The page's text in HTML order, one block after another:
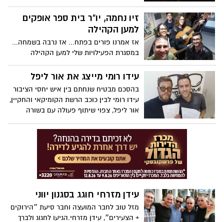
הצטרף לפמלייה ומביא בפניכם את הסיפורים
הקטנים....
זיו נחמה, יו"ר בית ספר אופקים
למען הקהילה
אז אמרנו פורים בפתח... אז נרבה בשמחה...
במסגרת הפעילויות שלי למען הקהילה
והתושבים.הפעם החלטתי כיו"ר בית ספר
אופקים, לשתף את בית הספר ולחבר אותם
עידו רומי מייצג את אור ליפל
בהסכם מבטיח שנחתם בין איש יחסי הציבור
עידו רומי לבין כוכב הרשת הקומיקאי והחקיין,
אור ליפל, צפוי שיתוף פעולה עם בשורה
עידן מזרחי חוגג בסגנון יווני
מזל טוב לחבר המועצה וחבר סיעת ״הירוקים
+ הצעירים״, עידן מזרחי.הגיעו לחגוג ולברך